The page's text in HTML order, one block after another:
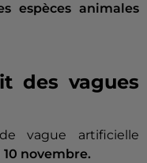
espèces animales
des vagues
vague artificielle
novembre.